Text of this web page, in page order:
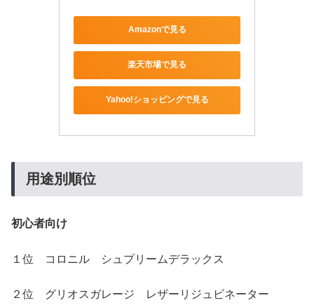
Amazonで見る
楽天市場で見る
Yahoo!ショッピングで見る
用途別順位
初心者向け
１位 コロニル シュプリームデラックス
２位 グリオスガレージ レザーリジュビネーター